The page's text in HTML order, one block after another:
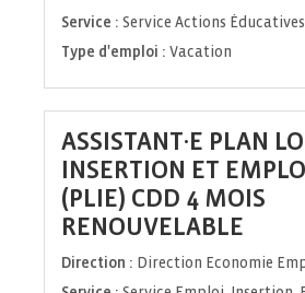
Service : Service Actions Éducatives
Type d'emploi : Vacation
ASSISTANT·E PLAN
INSERTION ET
(PLIE) CDD 4 MOIS
RENOUVELABLE
Direction : Direction Economie